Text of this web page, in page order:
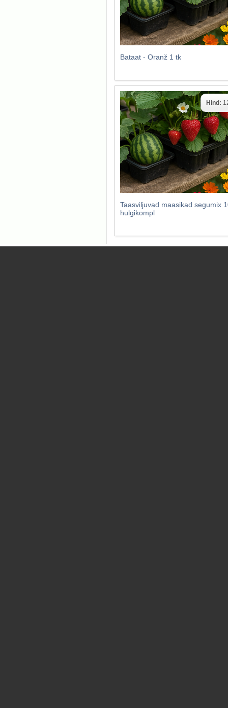
Bataat - Oranž 1 tk
Taasviljuvad maasikad segumix
hulgikompl
Hind: